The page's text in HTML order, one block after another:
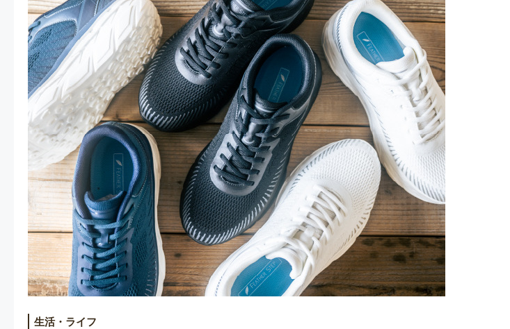
生活・ライフ